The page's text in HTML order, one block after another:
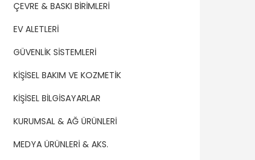
ÇEVRE & BASKI BİRİMLERİ
EV ALETLERİ
GÜVENLİK SİSTEMLERİ
KİŞİSEL BAKIM VE KOZMETİK
KİŞİSEL BİLGİSAYARLAR
KURUMSAL & AĞ ÜRÜNLERİ
MEDYA ÜRÜNLERİ & AKS.